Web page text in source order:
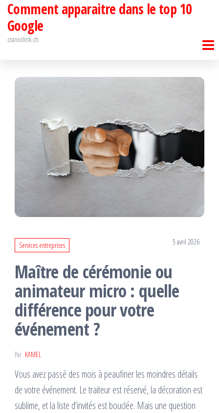
Passer
contenu
Comment apparaitre dans le top 10
Google
craniolink.ch
Services entreprises 5 avril 2026
Maître de cérémonie ou
animateur micro : quelle
différence pour votre
événement ?
Par KAMEL
Vous avez passé des mois à peaufiner les moindres détails
de votre événement. Le traiteur est réservé, la décoration est
sublime, et la liste d’invités est bouclée. Mais une question